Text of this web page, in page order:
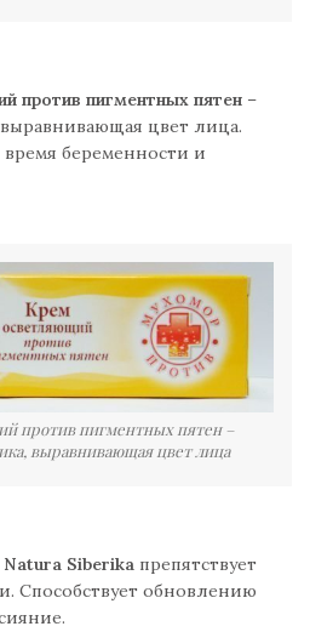
против пигментных пятен –
выравнивающая цвет лица.
беременности и
против пигментных пятен –
выравнивающая цвет лица
Natura Siberika препятствует
Способствует обновлению